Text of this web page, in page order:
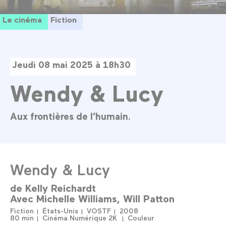
Le cinéma Fiction
Jeudi 08 mai 2025 à 18h30
Wendy & Lucy
Aux frontières de l’humain.
Wendy & Lucy
de Kelly Reichardt
Avec Michelle Williams Will Patton
Fiction États-Unis VOSTF
2008
80 min
Cinéma Numérique 2K Couleur